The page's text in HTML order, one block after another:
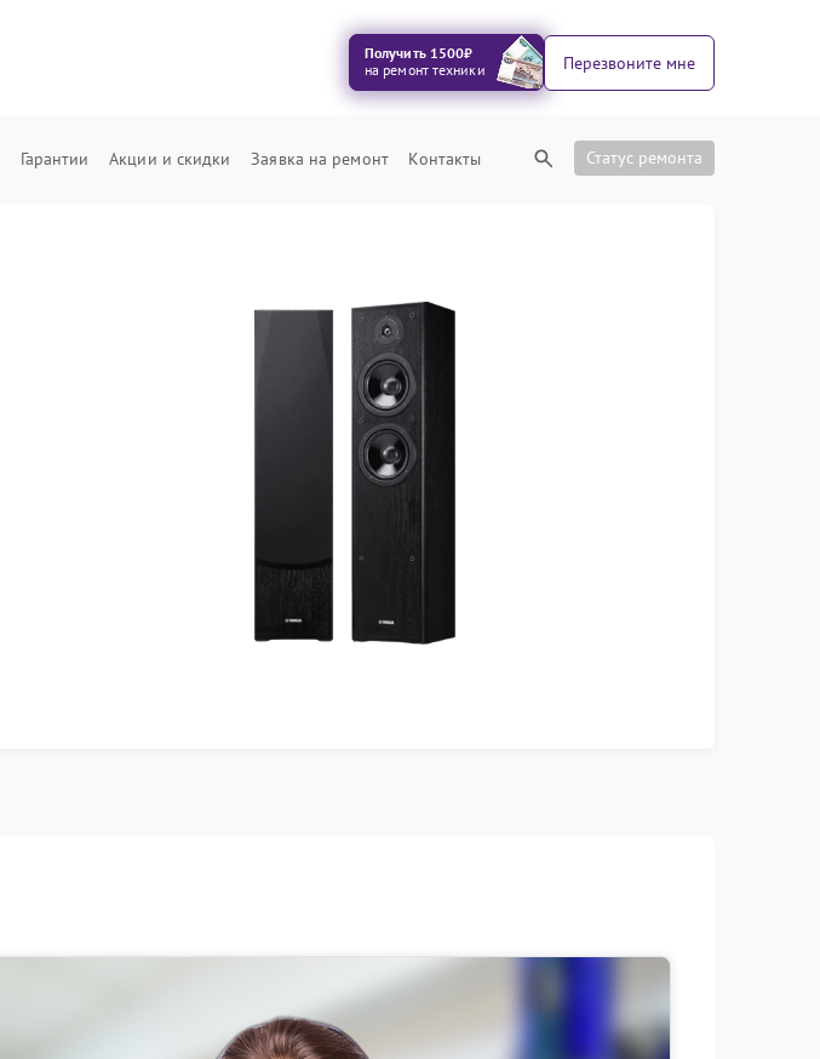
Получить 1500₽
на ремонт техники
Перезвоните мне
Гарантии Акции и скидки Заявка на ремонт Контакты Статус ремонта